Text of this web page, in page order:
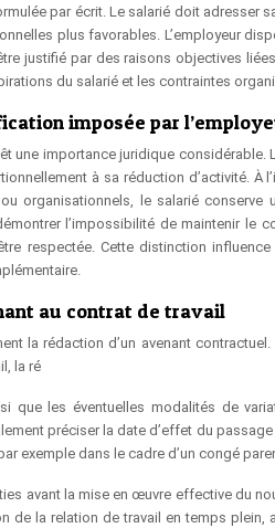
par écrit. Le salarié doit adresser
plus favorables. L’employeur
justifié par des raisons objectives
du salarié et les contraintes
imposée par
une importance juridique considérable.
à sa réduction d’activité. À
organisationnels, le salarié conserve
l’impossibilité de maintenir le
respectée. Cette distinction
au contrat de travail
la rédaction d’un avenant
la ré
que les éventuelles modalités de
préciser la date d’effet du
exemple dans le cadre d’un congé
avant la mise en œuvre effective du
de la relation de travail en temps